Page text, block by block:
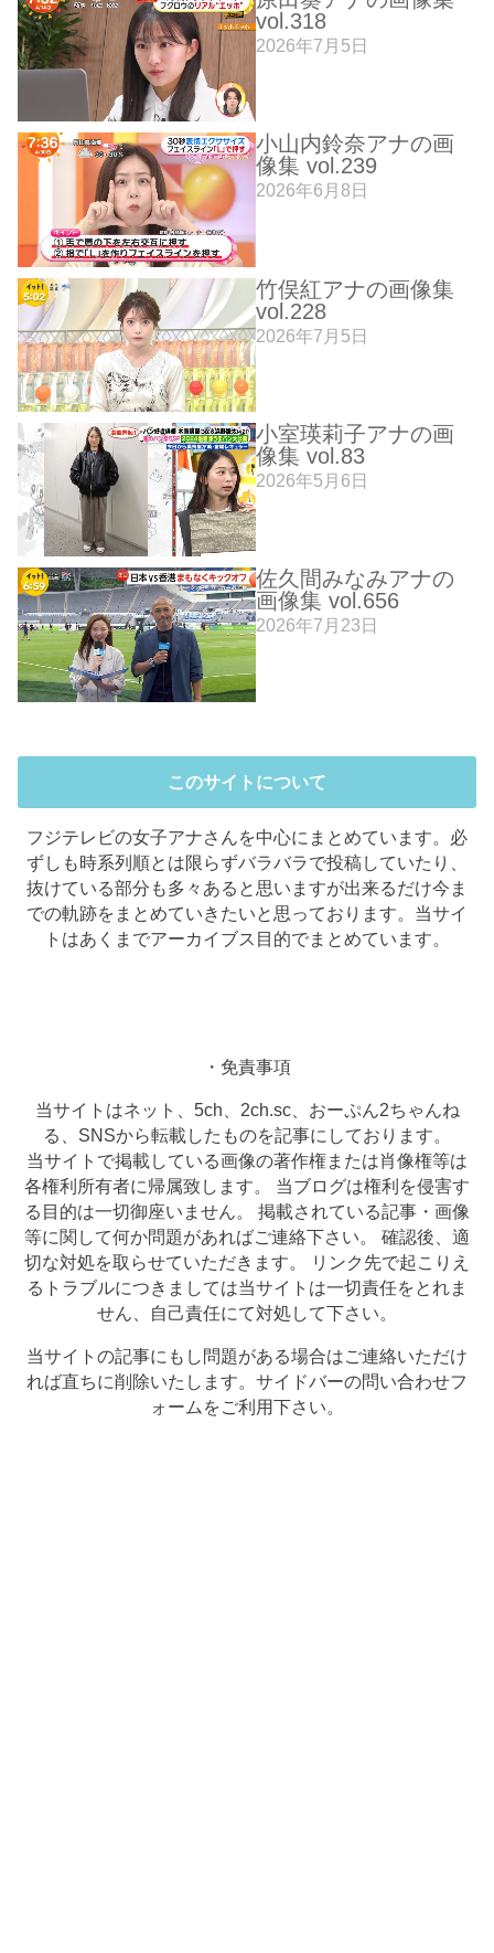
vol.318
2026年7月5日
小山内鈴奈アナの画
像集 vol.239
2026年6月8日
竹俣紅アナの画像集
vol.228
2026年7月5日
小室瑛莉子アナの画
像集 vol.83
2026年5月6日
佐久間みなみアナの
画像集 vol.656
2026年7月23日
このサイトについて
フジテレビの女子アナさんを中心にまとめています。必
ずしも時系列順とは限らずバラバラで投稿していたり、
抜けている部分も多々あると思いますが出来るだけ今ま
での軌跡をまとめていきたいと思っております。当サイ
トはあくまでアーカイブス目的でまとめています。
・免責事項
当サイトはネット、5ch、2ch.sc、おーぷん2ちゃんね
る、SNSから転載したものを記事にしております。
当サイトで掲載している画像の著作権または肖像権等は
各権利所有者に帰属致します。 当ブログは権利を侵害す
る目的は一切御座いません。 掲載されている記事・画像
等に関して何か問題があればご連絡下さい。 確認後、適
切な対処を取らせていただきます。 リンク先で起こりえ
るトラブルにつきましては当サイトは一切責任をとれま
せん、自己責任にて対処して下さい。
当サイトの記事にもし問題がある場合はご連絡いただけ
れば直ちに削除いたします。サイドバーの問い合わせフ
ォームをご利用下さい。